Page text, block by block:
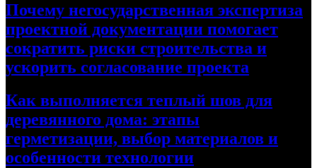
Почему негосударственная экспертиза
проектной документации помогает
сократить риски строительства и
ускорить согласование проекта
Как выполняется теплый шов для
деревянного дома: этапы
герметизации, выбор материалов и
особенности технологии